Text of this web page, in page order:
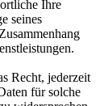
Ihre
seines
Recht, jederzeit
für solche